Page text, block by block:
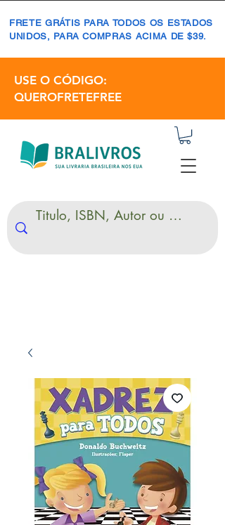
FRETE GRÁTIS PARA TODOS OS ESTADOS
UNIDOS, PARA COMPRAS ACIMA DE $39.
USE O CÓDIGO:
QUEROFRETEFREE